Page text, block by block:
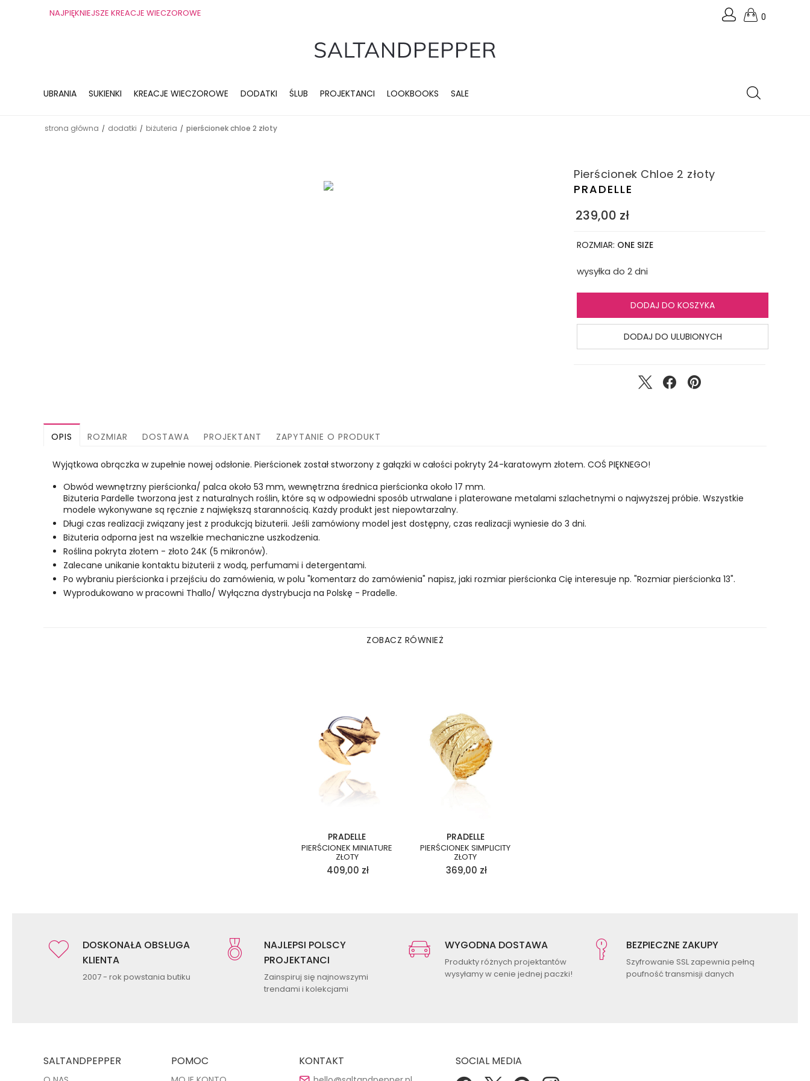
NAJPIĘKNIEJSZE KREACJE WIECZOROWE 0
UBRANIA SUKIENKI KREACJE WIECZOROWE DODATKI ŚLUB PROJEKTANCI LOOKBOOKS SALE
strona główna / dodatki / biżuteria / pierścionek chloe 2 złoty
Pierścionek Chloe 2 złoty
PRADELLE
239,00 zł
ROZMIAR: ONE SIZE
wysyłka do 2 dni
DODAJ DO KOSZYKA
DODAJ DO ULUBIONYCH
OPIS ROZMIAR DOSTAWA PROJEKTANT ZAPYTANIE O PRODUKT
Wyjątkowa obrączka w zupełnie nowej odsłonie. Pierścionek został stworzony z gałązki w całości pokryty 24-karatowym złotem. COŚ PIĘKNEGO!
Obwód wewnętrzny pierścionka/ palca około 53 mm, wewnętrzna średnica pierścionka około 17 mm.
Biżuteria Pardelle tworzona jest z naturalnych roślin, które są w odpowiedni sposób utrwalane i platerowane metalami szlachetnymi o najwyższej próbie. Wszystkie
modele wykonywane są ręcznie z największą starannością. Każdy produkt jest niepowtarzalny.
Długi czas realizacji związany jest z produkcją biżuterii. Jeśli zamówiony model jest dostępny, czas realizacji wyniesie do 3 dni.
Biżuteria odporna jest na wszelkie mechaniczne uszkodzenia.
Roślina pokryta złotem - złoto 24K (5 mikronów).
Zalecane unikanie kontaktu biżuterii z wodą, perfumami i detergentami.
Po wybraniu pierścionka i przejściu do zamówienia, w polu "komentarz do zamówienia" napisz, jaki rozmiar pierścionka Cię interesuje np. "Rozmiar pierścionka 13".
Wyprodukowano w pracowni Thallo/ Wyłączna dystrybucja na Polskę - Pradelle.
ZOBACZ RÓWNIEŻ
PRADELLE
PIERŚCIONEK MINIATURE
ZŁOTY
409,00 zł
PRADELLE
PIERŚCIONEK SIMPLICITY
ZŁOTY
369,00 zł
DOSKONAŁA OBSŁUGA
KLIENTA
2007 - rok powstania butiku
NAJLEPSI POLSCY
PROJEKTANCI
Zainspiruj się najnowszymi
trendami i kolekcjami
WYGODNA DOSTAWA
Produkty różnych projektantów
wysyłamy w cenie jednej paczki!
BEZPIECZNE ZAKUPY
Szyfrowanie SSL zapewnia pełną
poufność transmisji danych
SALTANDPEPPER POMOC KONTAKT SOCIAL MEDIA